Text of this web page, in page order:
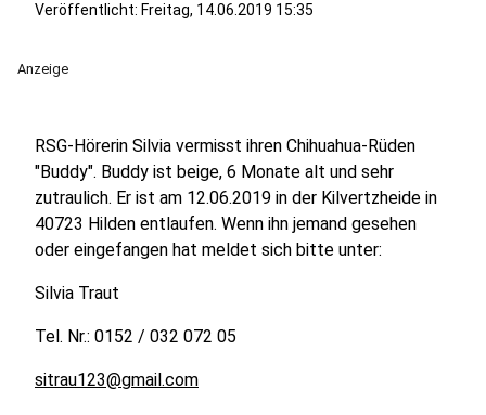
Veröffentlicht: Freitag, 14.06.2019 15:35
Anzeige
RSG-Hörerin Silvia vermisst ihren Chihuahua-Rüden
"Buddy". Buddy ist beige, 6 Monate alt und sehr
zutraulich. Er ist am 12.06.2019 in der Kilvertzheide in
40723 Hilden entlaufen. Wenn ihn jemand gesehen
oder eingefangen hat meldet sich bitte unter:
Silvia Traut
Tel. Nr.: 0152 / 032 072 05
sitrau123@gmail.com